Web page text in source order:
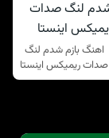
اهنگ بازم شدم لنگ
صدات ریمیکس اینستا